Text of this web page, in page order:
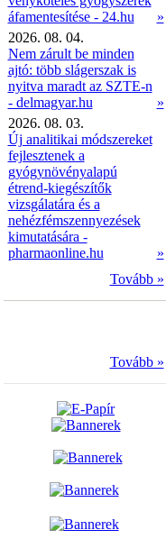
áfamentesítése - 24.hu
»
2026. 08. 04.
Nem zárult be minden
ajtó: több slágerszak is
nyitva maradt az SZTE-n
- delmagyar.hu
»
2026. 08. 03.
Új analitikai módszereket
fejlesztenek a
gyógynövényalapú
étrend-kiegészítők
vizsgálatára és a
nehézfémszennyezések
kimutatására -
pharmaonline.hu
»
Tovább »
Tovább »